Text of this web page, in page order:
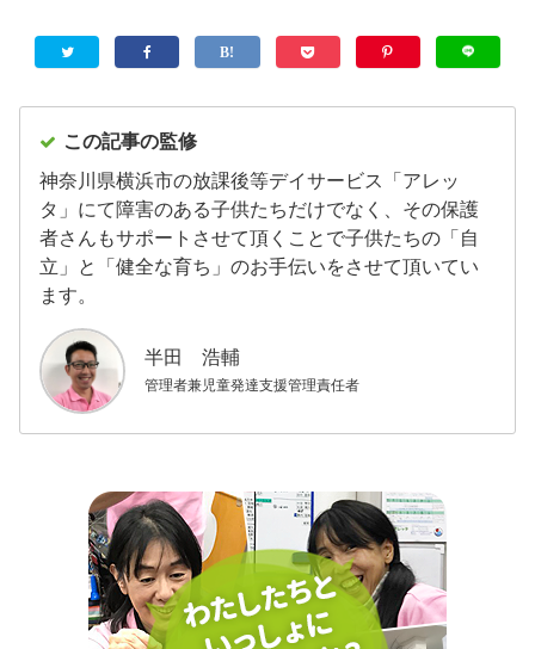
この記事の監修
神奈川県横浜市の放課後等デイサービス「アレッ
タ」にて障害のある子供たちだけでなく、その保護
者さんもサポートさせて頂くことで子供たちの「自
立」と「健全な育ち」のお手伝いをさせて頂いてい
ます。
半田 浩輔
管理者兼児童発達支援管理責任者